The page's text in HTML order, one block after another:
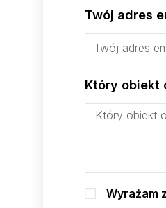
Twój adres
Który obiekt
Wyrażam